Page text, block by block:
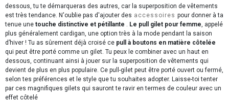
dessous, tu te démarqueras des autres, car la superposition de vêtements
est très tendance. N'oublie pas d'ajouter des accessoires pour donner à ta
tenue une touche distinctive et pétillante . Le pull gilet pour femme, appelé
plus généralement cardigan, une option très à la mode pendant la saison
d’hiver ! Tu as sûrement déjà croisé ce pull à boutons en matière côtelée
qui peut être porté comme un gilet. Tu peux le combiner avec un haut en
dessous, continuant ainsi à jouer sur la superposition de vêtements qui
devient de plus en plus populaire. Ce pull-gilet peut être porté ouvert ou fermé,
selon tes préférences et le style que tu souhaites adopter. Laisse-toi tenter
par ces magnifiques gilets qui sauront te ravir en termes de couleur avec un
effet côtelé